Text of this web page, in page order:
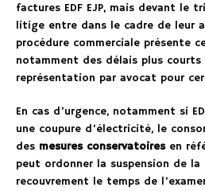
factures EDF EJP, mais devant le
litige entre dans le cadre de leur
procédure commerciale présente
notamment des délais plus
représentation par avocat pour
En cas d’urgence, notamment si
une coupure d’électricité, le
des mesures conservatoiresen
peut ordonner la suspension de la
recouvrement le temps de